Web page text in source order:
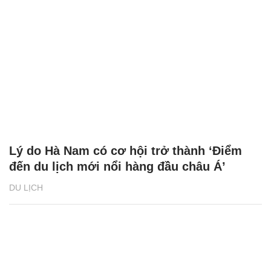
DU LỊCH
Lý do Hà Nam có cơ hội trở thành ‘Điểm
đến du lịch mới nổi hàng đầu châu Á’